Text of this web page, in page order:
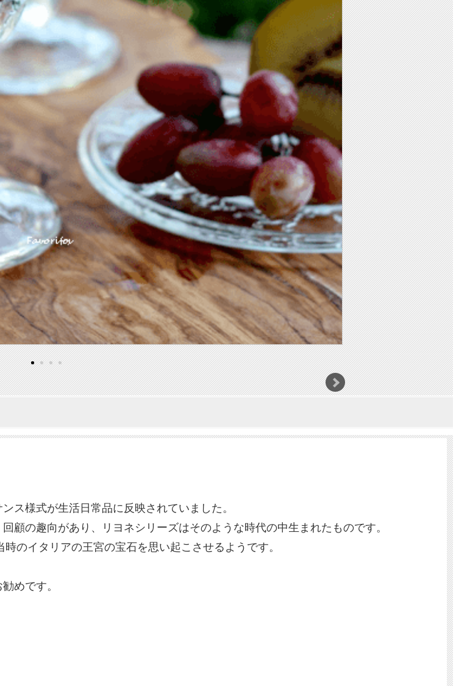
ス様式が生活日常品に反映されていました。
顧の趣向があり、リヨネシリーズはそのような時代の中生まれたものです。
時のイタリアの王宮の宝石を思い起こさせるようです。
めです。